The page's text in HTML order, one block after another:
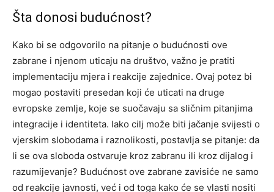
Šta donosi budućnost?
Kako bi se odgovorilo na pitanje o budućnosti ove
zabrane i njenom uticaju na društvo, važno je pratiti
implementaciju mjera i reakcije zajednice. Ovaj potez bi
mogao postaviti presedan koji će uticati na druge
evropske zemlje, koje se suočavaju sa sličnim pitanjima
integracije i identiteta. Iako cilj može biti jačanje svijesti o
vjerskim slobodama i raznolikosti, postavlja se pitanje: da
li se ova sloboda ostvaruje kroz zabranu ili kroz dijalog i
razumijevanje? Budućnost ove zabrane zavisiće ne samo
od reakcije javnosti, već i od toga kako će se vlasti nositi